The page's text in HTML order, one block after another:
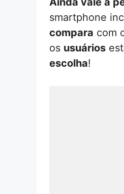
smartphone
compara com
os usuários
escolha!